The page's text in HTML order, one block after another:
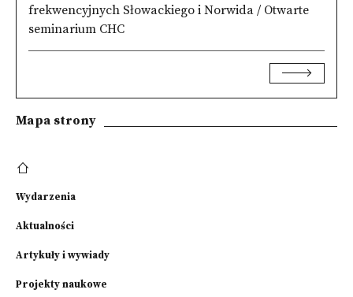
frekwencyjnych Słowackiego i Norwida / Otwarte
seminarium CHC
Mapa strony
Wydarzenia
Aktualności
Artykuły i wywiady
Projekty naukowe